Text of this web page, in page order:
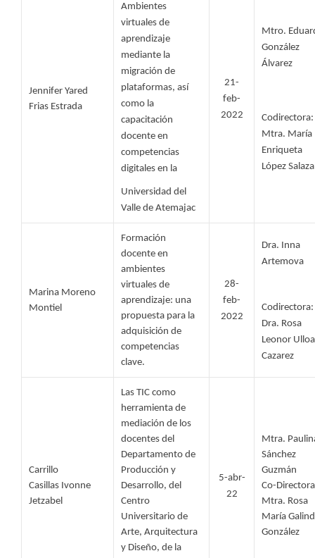
Jennifer Yared
Frias Estrada
Ambientes
virtuales de
aprendizaje
mediante la
migración de
plataformas, así
como la
capacitación
docente en
competencias
digitales en la
Universidad del
Valle de Atemajac
21-
feb-
2022
Mtro.
González
Álvarez
Codirectora:
Mtra. María
Enriqueta
López
Marina Moreno
Montiel
Formación
docente en
ambientes
virtuales de
aprendizaje: una
propuesta para la
adquisición de
competencias
clave.
28-
feb-
2022
Dra. Inna
Artemova
Codirectora:
Dra. Rosa
Leonor Ulloa
Cazarez
Carrillo
Casillas Ivonne
Jetzabel
Las TIC como
herramienta de
mediación de los
docentes del
Departamento de
Producción y
Desarrollo, del
Centro
Universitario de
Arte, Arquitectura
y Diseño, de la
5-abr-
22
Mtra.
Sánchez
Guzmán
Co-
Mtra. Rosa
María
González